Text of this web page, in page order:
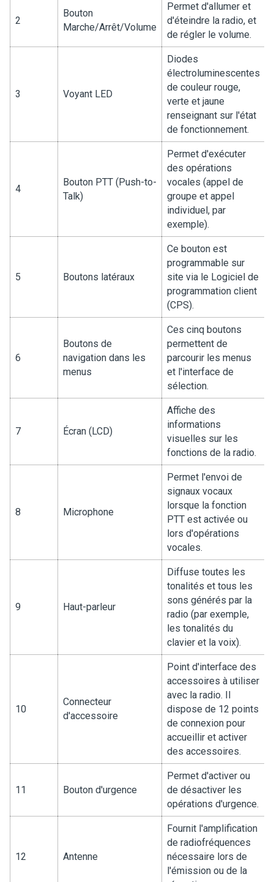
2
Bouton
Marche/Arrêt/Volume
Permet d'allumer et
d'éteindre la radio, et
de régler le volume.
3 Voyant LED
Diodes
électroluminescentes
de couleur rouge,
verte et jaune
renseignant sur l'état
de fonctionnement.
4
Bouton PTT (Push-to-
Talk)
Permet d'exécuter
des opérations
vocales (appel de
groupe et appel
individuel, par
exemple).
5 Boutons latéraux
Ce bouton est
programmable sur
site via le Logiciel de
programmation client
(CPS).
6
Boutons de
navigation dans les
menus
Ces cinq boutons
permettent de
parcourir les menus
et l'interface de
sélection.
7 Écran (LCD)
Affiche des
informations
visuelles sur les
fonctions de la radio.
8 Microphone
Permet l'envoi de
signaux vocaux
lorsque la fonction
PTT est activée ou
lors d'opérations
vocales.
9 Haut-parleur
Diffuse toutes les
tonalités et tous les
sons générés par la
radio (par exemple,
les tonalités du
clavier et la voix).
10
Connecteur
d'accessoire
Point d'interface des
accessoires à utiliser
avec la radio. Il
dispose de 12 points
de connexion pour
accueillir et activer
des accessoires.
11 Bouton d'urgence
Permet d'activer ou
de désactiver les
opérations d'urgence.
12 Antenne
Fournit l'amplification
de radiofréquences
nécessaire lors de
l'émission ou de la